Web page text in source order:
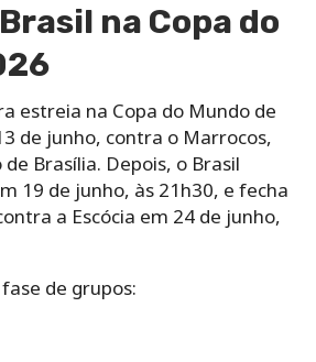
na Copa do
estreia na Copa do Mundo de
de junho, contra o Marrocos,
Brasília. Depois, o Brasil
19 de junho, às 21h30, e fecha
a Escócia em 24 de junho,
de grupos: